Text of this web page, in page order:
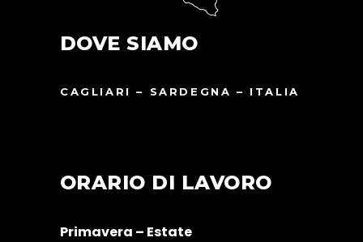
DOVE SIAMO
CAGLIARI – SARDEGNA – ITALIA
ORARIO DI LAVORO
Primavera – Estate